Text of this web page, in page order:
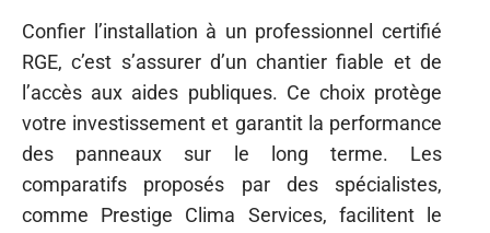
Confier l’installation à un professionnel certifié
RGE, c’est s’assurer d’un chantier fiable et de
l’accès aux aides publiques. Ce choix protège
votre investissement et garantit la performance
des panneaux sur le long terme. Les
comparatifs proposés par des spécialistes,
comme Prestige Clima Services, facilitent le